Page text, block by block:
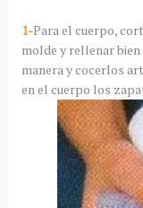
1-Para el cuerpo,
molde y rellenar
manera y cocerlos
en el cuerpo los